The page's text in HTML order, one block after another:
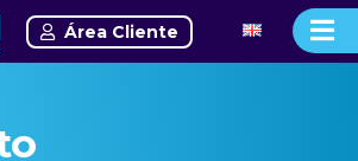
Área Cliente